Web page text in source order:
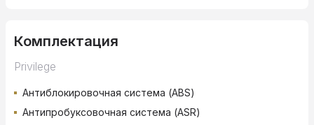
Комплектация
Privilege
Антиблокировочная система (ABS)
Антипробуксовочная система (ASR)